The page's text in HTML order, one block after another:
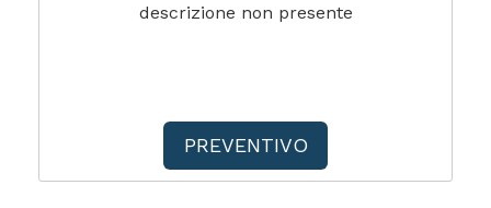
descrizione non presente
PREVENTIVO